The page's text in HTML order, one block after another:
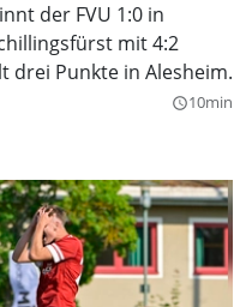
der FVU 1:0 in
mit 4:2
drei Punkte in Alesheim.
query_builder10min